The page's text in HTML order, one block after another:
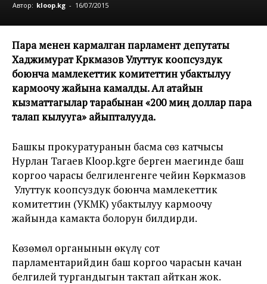
Автор: kloop.kg - 16/07/2015
Пара менен кармалган парламент депутаты
Хаджимурат Көркмазов Улуттук коопсуздук
боюнча мамлекеттик комитеттин убактылуу
кармоочу жайына камалды. Ал атайын
кызматтагылар тарабынан «200 миң доллар пара
талап кылууга» айыпталууда.
Башкы прокуратуранын басма сөз катчысы
Нурлан Тагаев Kloop.kgге берген маегинде баш
коргоо чарасы белгиленгенге чейин Көркмазов
Улуттук коопсуздук боюнча мамлекеттик
комитеттин (УКМК) убактылуу кармоочу
жайында камакта болорун билдирди.
Көзөмөл органынын өкүлү сот
парламентарийдин баш коргоо чарасын качан
белгилей тургандыгын тактап айткан жок.